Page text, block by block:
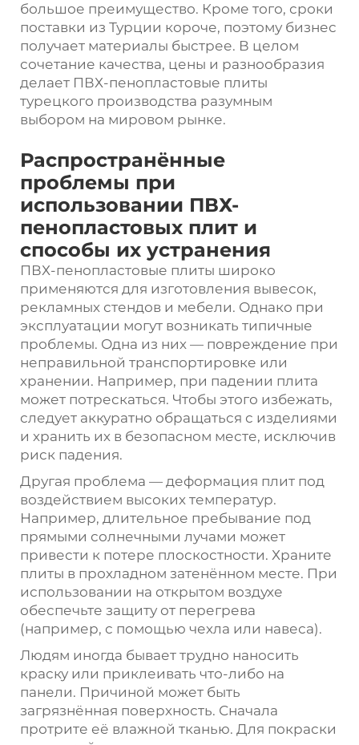
большое преимущество. Кроме того, сроки
поставки из Турции короче, поэтому бизнес
получает материалы быстрее. В целом
сочетание качества, цены и разнообразия
делает ПВХ-пенопластовые плиты
турецкого производства разумным
выбором на мировом рынке.
Распространённые
проблемы при
использовании ПВХ-
пенопластовых плит и
способы их устранения
ПВХ-пенопластовые плиты широко
применяются для изготовления вывесок,
рекламных стендов и мебели. Однако при
эксплуатации могут возникать типичные
проблемы. Одна из них — повреждение при
неправильной транспортировке или
хранении. Например, при падении плита
может потрескаться. Чтобы этого избежать,
следует аккуратно обращаться с изделиями
и хранить их в безопасном месте, исключив
риск падения.
Другая проблема — деформация плит под
воздействием высоких температур.
Например, длительное пребывание под
прямыми солнечными лучами может
привести к потере плоскостности. Храните
плиты в прохладном затенённом месте. При
использовании на открытом воздухе
обеспечьте защиту от перегрева
(например, с помощью чехла или навеса).
Людям иногда бывает трудно наносить
краску или приклеивать что-либо на
панели. Причиной может быть
загрязнённая поверхность. Сначала
протрите её влажной тканью. Для покраски